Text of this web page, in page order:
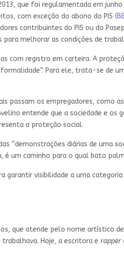
que foi regulamentada em junho
com exceção do abono do PIS
contribuintes do PIS ou do
melhorar as condições de
com registro em carteira. A
Para ele, trata-se de
passam os empregadores, como
entende que a sociedade e os
a proteção social.
“demonstrações diárias de uma
um caminho para o qual bato
garantir visibilidade a uma
que atende pelo nome artístico de
Hoje, a escritora e rapper